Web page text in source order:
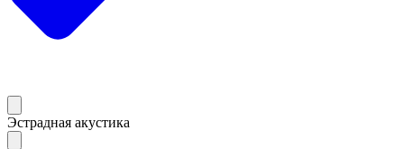
Эстрадная акустика